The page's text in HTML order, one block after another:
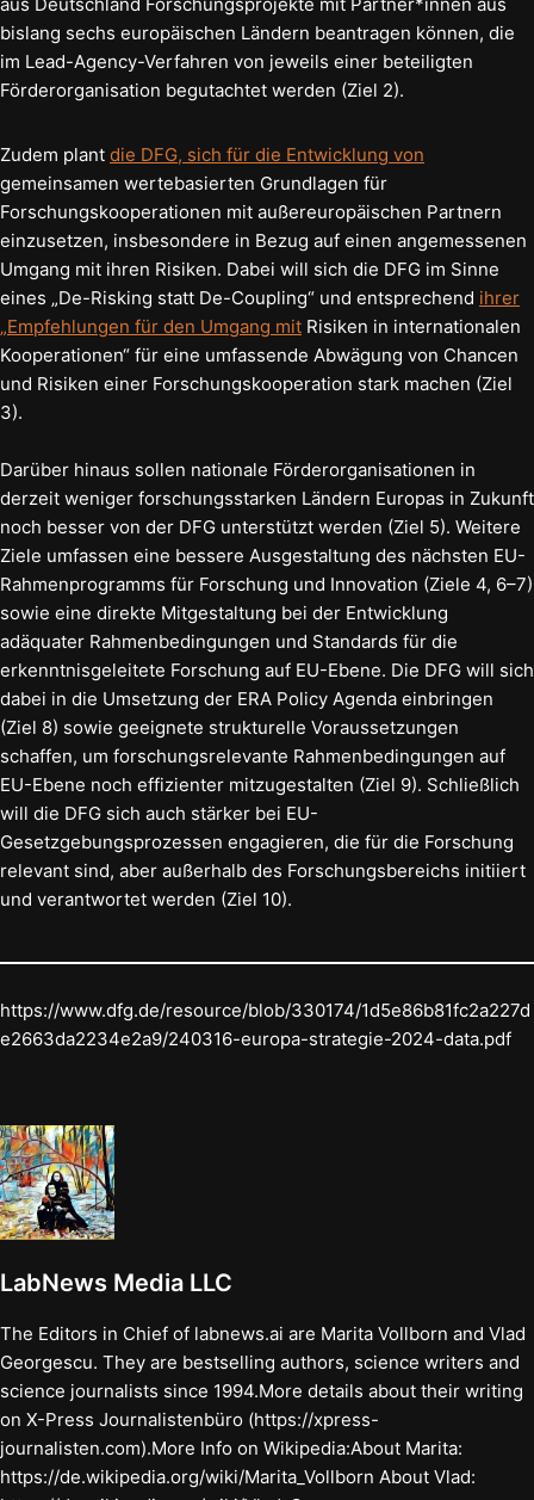
aus Deutschland Forschungsprojekte mit Partner*innen aus
bislang sechs europäischen Ländern beantragen können, die
im Lead-Agency-Verfahren von jeweils einer beteiligten
Förderorganisation begutachtet werden (Ziel 2).
Zudem plant die DFG, sich für die Entwicklung von
gemeinsamen wertebasierten Grundlagen für
Forschungskooperationen mit außereuropäischen Partnern
einzusetzen, insbesondere in Bezug auf einen angemessenen
Umgang mit ihren Risiken. Dabei will sich die DFG im Sinne
eines „De-Risking statt De-Coupling“ und entsprechend ihrer
„Empfehlungen für den Umgang mit Risiken in internationalen
Kooperationen“ für eine umfassende Abwägung von Chancen
und Risiken einer Forschungskooperation stark machen (Ziel
3).
Darüber hinaus sollen nationale Förderorganisationen in
derzeit weniger forschungsstarken Ländern Europas in Zukunft
noch besser von der DFG unterstützt werden (Ziel 5). Weitere
Ziele umfassen eine bessere Ausgestaltung des nächsten EU-
Rahmenprogramms für Forschung und Innovation (Ziele 4, 6–7)
sowie eine direkte Mitgestaltung bei der Entwicklung
adäquater Rahmenbedingungen und Standards für die
erkenntnisgeleitete Forschung auf EU-Ebene. Die DFG will sich
dabei in die Umsetzung der ERA Policy Agenda einbringen
(Ziel 8) sowie geeignete strukturelle Voraussetzungen
schaffen, um forschungsrelevante Rahmenbedingungen auf
EU-Ebene noch effizienter mitzugestalten (Ziel 9). Schließlich
will die DFG sich auch stärker bei EU-
Gesetzgebungsprozessen engagieren, die für die Forschung
relevant sind, aber außerhalb des Forschungsbereichs initiiert
und verantwortet werden (Ziel 10).
https://www.dfg.de/resource/blob/330174/1d5e86b81fc2a227d
e2663da2234e2a9/240316-europa-strategie-2024-data.pdf
LabNews Media LLC
The Editors in Chief of labnews.ai are Marita Vollborn and Vlad
Georgescu. They are bestselling authors, science writers and
science journalists since 1994.More details about their writing
on X-Press Journalistenbüro (https://xpress-
journalisten.com).More Info on Wikipedia:About Marita:
https://de.wikipedia.org/wiki/Marita_Vollborn About Vlad: